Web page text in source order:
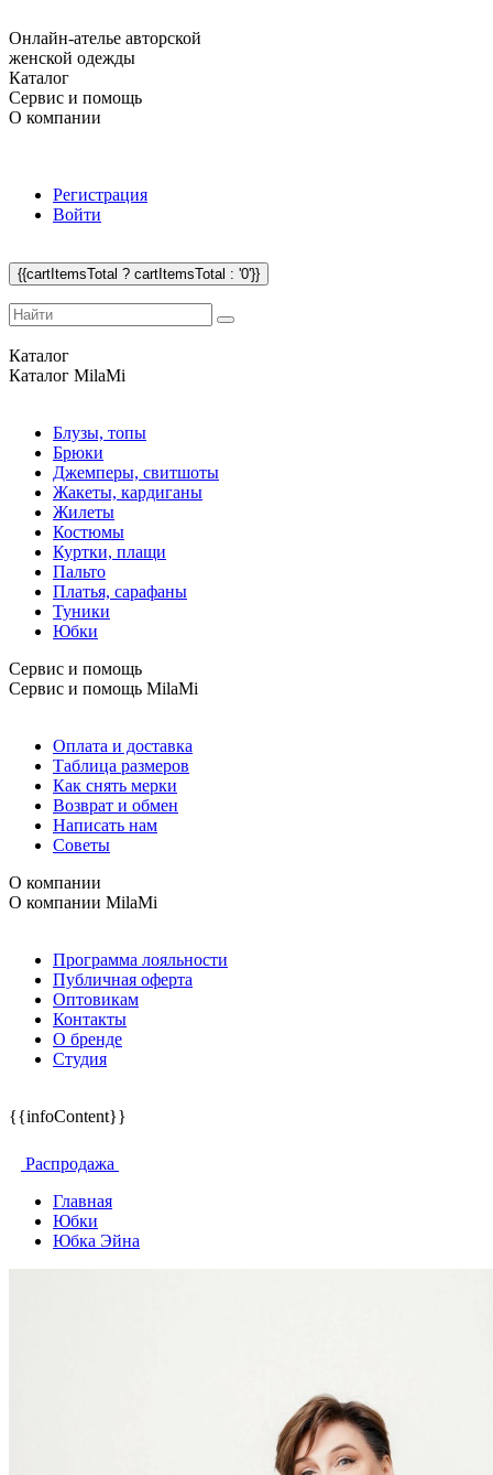
Онлайн-ателье авторской
женской одежды
Каталог
Сервис и помощь
О компании
Регистрация
Войти
{{cartItemsTotal ? cartItemsTotal : '0'}}
Каталог
Каталог MilaMi
Блузы, топы
Брюки
Джемперы, свитшоты
Жакеты, кардиганы
Жилеты
Костюмы
Куртки, плащи
Пальто
Платья, сарафаны
Туники
Юбки
Сервис и помощь
Сервис и помощь MilaMi
Оплата и доставка
Таблица размеров
Как снять мерки
Возврат и обмен
Написать нам
Советы
О компании
О компании MilaMi
Программа лояльности
Публичная оферта
Оптовикам
Контакты
О бренде
Студия
{{infoContent}}
Распродажа
Главная
Юбки
Юбка Эйна